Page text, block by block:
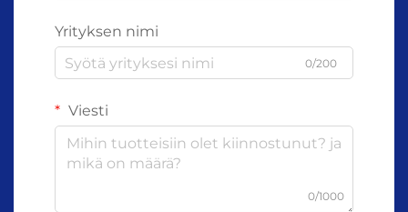
Yrityksen nimi
0/200
Viesti
0/1000